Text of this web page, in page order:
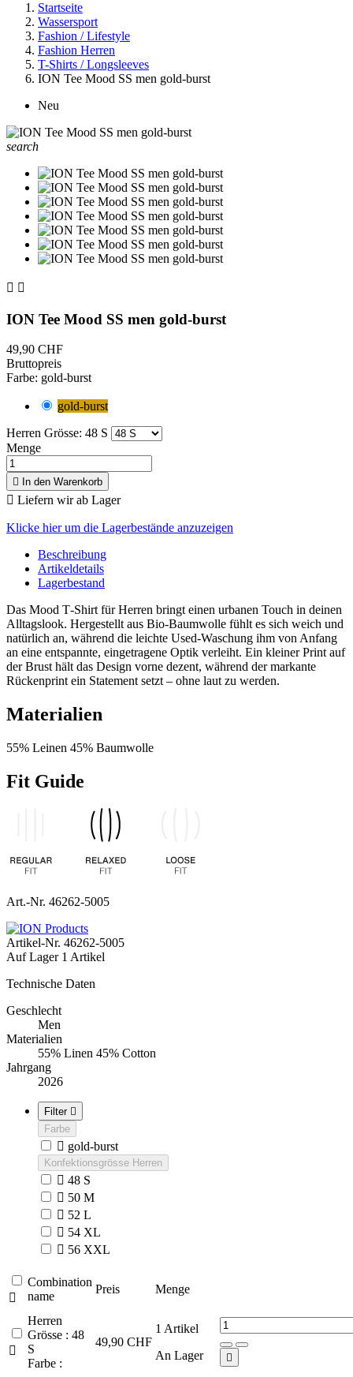
Startseite
Wassersport
Fashion / Lifestyle
Fashion Herren
T-Shirts / Longsleeves
ION Tee Mood SS men gold-burst
Neu
search
 
ION Tee Mood SS men gold-burst
49,90 CHF
Bruttopreis
Farbe: gold-burst
gold-burst
Herren Grösse: 48 S
Menge
 In den Warenkorb
 Liefern wir ab Lager
Klicke hier um die Lagerbestände anzuzeigen
Beschreibung
Artikeldetails
Lagerbestand
Das Mood T‑Shirt für Herren bringt einen urbanen Touch in deinen
Alltagslook. Hergestellt aus Bio‑Baumwolle fühlt es sich weich und
natürlich an, während die leichte Used‑Waschung ihm von Anfang
an eine entspannte, eingetragene Optik verleiht. Ein kleiner Print auf
der Brust hält das Design vorne dezent, während der markante
Rückenprint ein Statement setzt – ohne laut zu werden.
Materialien
55% Leinen 45% Baumwolle
Fit Guide
Art.-Nr. 46262-5005
Artikel-Nr. 46262-5005
Auf Lager 1 Artikel
Technische Daten
Geschlecht
Men
Materialien
55% Linen 45% Cotton
Jahrgang
2026
Filter 
Farbe
 gold-burst
Konfektionsgrösse Herren
 48 S
 50 M
 52 L
 54 XL
 56 XXL

Combination
name
Preis Menge

Herren
Grösse : 48
S
Farbe :
49,90 CHF
1 Artikel
An Lager
